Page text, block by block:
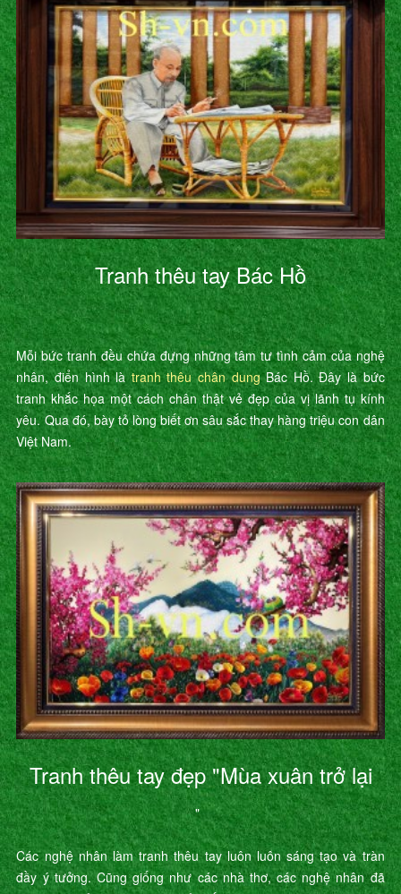
Tranh thêu tay Bác Hồ
Mỗi bức tranh đều chứa đựng những tâm tư tình cảm của nghệ
nhân, điển hình làtranh thêu chân dungBác Hồ. Đây là bức
tranh khắc họa một cách chân thật vẻ đẹp của vị lãnh tụ kính
yêu. Qua đó, bày tỏ lòng biết ơn sâu sắc thay hàng triệu con dân
Việt Nam.
Tranh thêu tay đẹp "Mùa xuân trở lại
"
Các nghệ nhân làm tranh thêu tay luôn luôn sáng tạo và tràn
đầy ý tưởng. Cũng giống như các nhà thơ, các nghệ nhân đã